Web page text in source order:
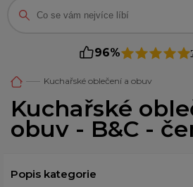
96%
Kuchařské oblečení a obuv
Kuchařské
obuv - B&C -
Popis kategorie